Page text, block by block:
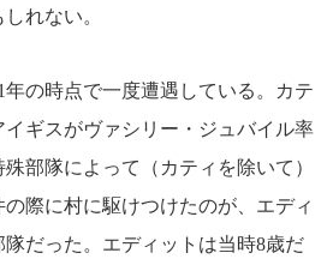
れない。
年の時点で一度遭遇している。カテ
イギスがヴァシリー・ジュバイル率
部隊によって（カティを除いて）
際に村に駆けつけたのが、エディ
だった。エディットは当時8歳だ